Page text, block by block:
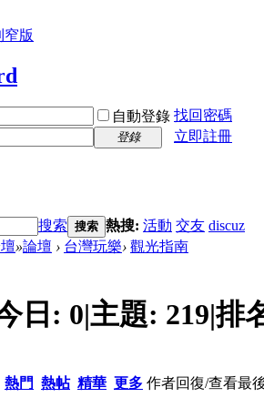
窄版
自動登錄 找回密碼
登錄
立即註冊
搜索 搜索 熱搜: 活動 交友 discuz
»論壇 › 台灣玩樂› 觀光指南
日: 0|主題: 219|排
熱門 熱帖 精華 更多 作者回復/查看最